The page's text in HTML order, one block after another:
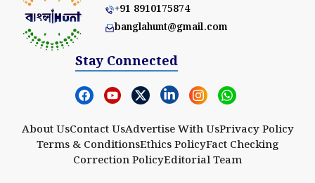
+91 8910175874
banglahunt@gmail.com
Stay Connected
About UsContact UsAdvertise With UsPrivacy Policy
Terms & ConditionsEthics PolicyFact Checking
Correction PolicyEditorial Team